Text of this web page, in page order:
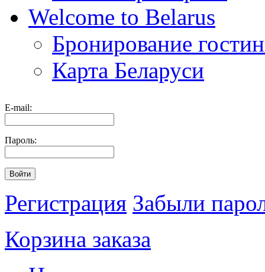
Welcome to Belarus
Бронирование
Карта Беларуси
E-mail:
Пароль:
Войти
Регистрация Забыли
Корзина заказа